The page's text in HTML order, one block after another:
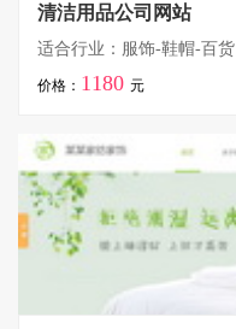
清洁用品公司网站
适合行业：服饰-鞋帽-百货
价格： 1180 元